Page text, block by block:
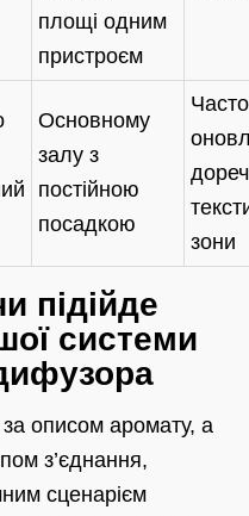
площі одним
пристроєм
Основному
залу з
постійною
посадкою
зони
підійде
системи
за описом аромату, а
з’єднання,
сценарієм